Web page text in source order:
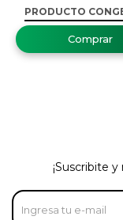
PRODUCTO
¡Suscribite